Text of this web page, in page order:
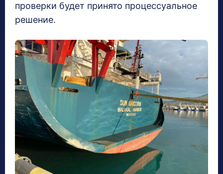
проверки будет принято процессуальное
решение.